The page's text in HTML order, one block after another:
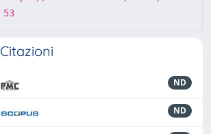
53
Citazioni
ND
ND